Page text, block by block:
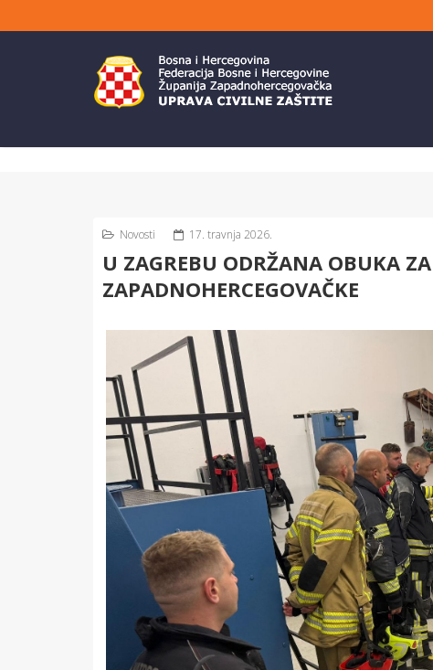
Novosti 17. travnja 2026.
U ZAGREBU ODRŽANA OBUKA
ZAPADNOHERCEGOVAČKE